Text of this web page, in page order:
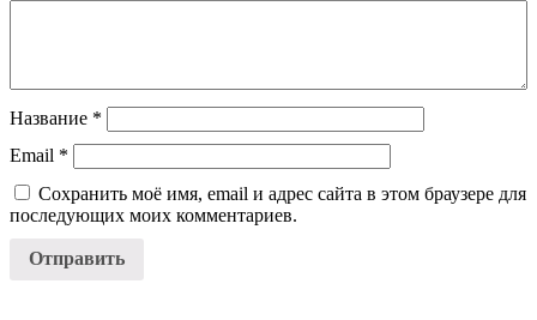
Название *
Email *
Сохранить моё имя, email и адрес сайта в этом браузере для
последующих моих комментариев.